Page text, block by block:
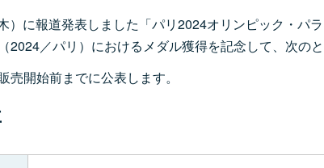
）に報道発表しました「パリ2024オリンピック・
2024／パリ）におけるメダル獲得を記念して、次の
売開始前までに公表します。